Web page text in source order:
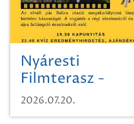
Nyáresti
Filmterasz -
Beugró a
Paradicsomba
2026.07.20.